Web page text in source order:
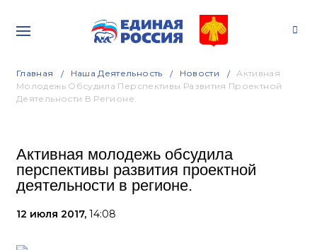
Главная Наша Деятельность Новости
Активная
Молодежь Обсудила Перспективы Развития Проектной
Деятельности В Регионе.
Активная молодежь обсудила
перспективы развития проектной
деятельности в регионе.
12 июля 2017, 14:08